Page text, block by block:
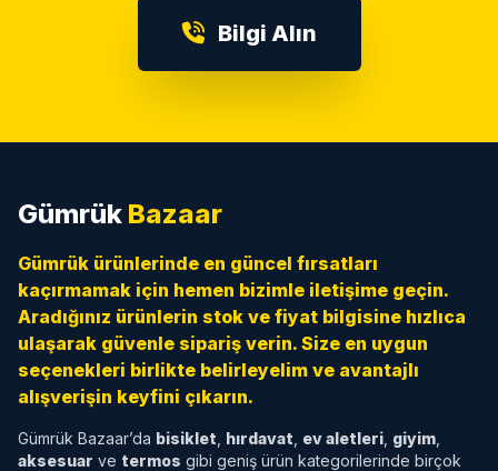
Bilgi Alın
Gümrük Bazaar
Gümrük ürünlerinde en güncel fırsatları
kaçırmamak için hemen bizimle iletişime geçin.
Aradığınız ürünlerin stok ve fiyat bilgisine hızlıca
ulaşarak güvenle sipariş verin. Size en uygun
seçenekleri birlikte belirleyelim ve avantajlı
alışverişin keyfini çıkarın.
Gümrük Bazaar’da bisiklet hırdavat ev aletleri giyim
aksesuar ve termos gibi geniş ürün kategorilerinde birçok